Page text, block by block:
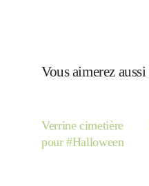
Vous aimerez aussi
Verrine cimetière
pour #Halloween